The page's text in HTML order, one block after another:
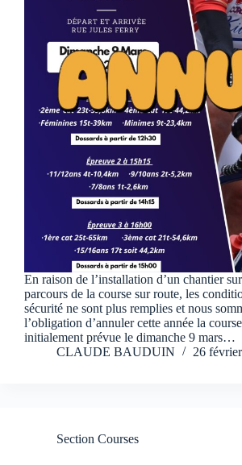
En raison de l’installation d’un chantier
parcours de la course sur route, les
sécurité ne sont plus remplies et nous
l’obligation d’annuler cette année la
initialement prévue le dimanche 9 mars…
CLAUDE BAUDUIN
26
Section Courses